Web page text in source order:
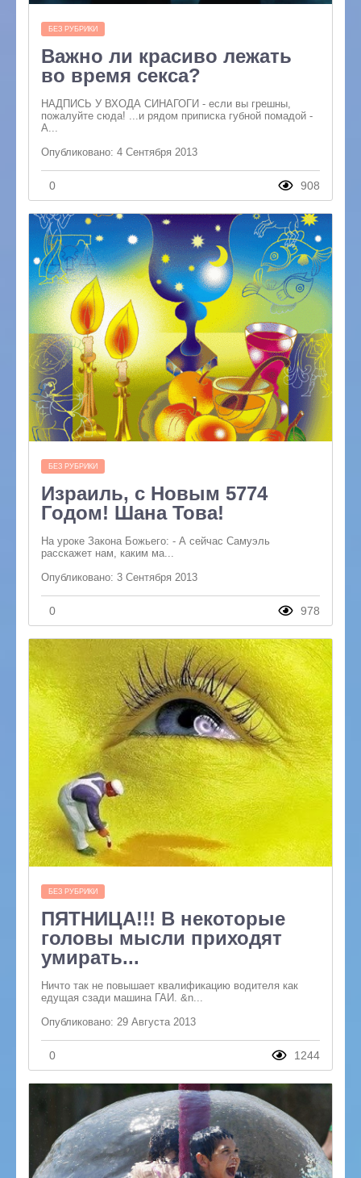
БЕЗ РУБРИКИ
Важно ли красиво лежать
во время секса?
НАДПИСЬ У ВХОДА СИНАГОГИ - если вы грешны,
пожалуйте сюда! ...и рядом приписка губной помадой -
А...
Опубликовано: 4 Сентября 2013
0 908
БЕЗ РУБРИКИ
Израиль, с Новым 5774
Годом! Шана Това!
На уроке Закона Божьего: - А сейчас Самуэль
расскажет нам, каким ма...
Опубликовано: 3 Сентября 2013
0 978
БЕЗ РУБРИКИ
ПЯТНИЦА!!! В некоторые
головы мысли приходят
умирать...
Ничто так не повышает квалификацию водителя как
едущая сзади машина ГАИ. &n...
Опубликовано: 29 Августа 2013
0 1244